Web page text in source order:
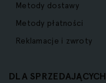
Metody dostawy
Metody płatności
Reklamacje i zwroty
DLA SPRZEDAJĄCYCH